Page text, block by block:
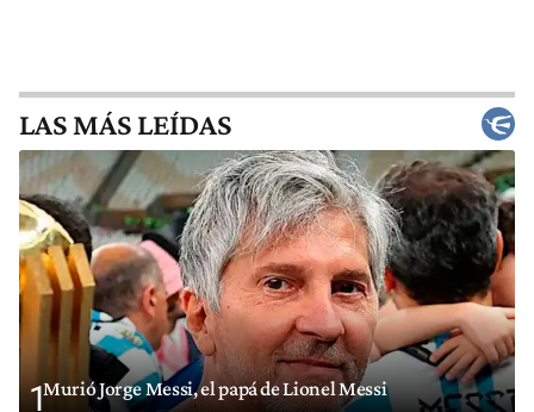
LAS MÁS LEÍDAS
1Murió Jorge Messi, el papá de Lionel Messi